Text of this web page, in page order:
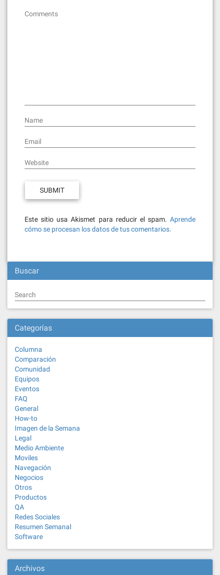
Comments
Name
Email
Website
Este sitio usa Akismet para reducir el spam. Aprende
cómo se procesan los datos de tus comentarios.
Buscar
Search
Categorías
Columna
Comparación
Comunidad
Equipos
Eventos
FAQ
General
How-to
Imagen de la Semana
Legal
Medio Ambiente
Moviles
Navegación
Negocios
Otros
Productos
QA
Redes Sociales
Resumen Semanal
Software
Archivos